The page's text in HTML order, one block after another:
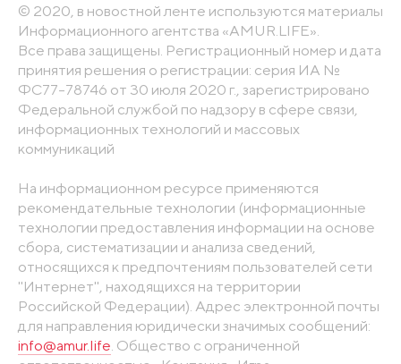
© 2020, в новостной ленте используются материалы
Информационного агентства «AMUR.LIFE».
Все права защищены. Регистрационный номер и дата
принятия решения о регистрации: серия ИА №
ФС77-78746 от 30 июля 2020 г., зарегистрировано
Федеральной службой по надзору в сфере связи,
информационных технологий и массовых
коммуникаций
На информационном ресурсе применяются
рекомендательные технологии (информационные
технологии предоставления информации на основе
сбора, систематизации и анализа сведений,
относящихся к предпочтениям пользователей сети
"Интернет", находящихся на территории
Российской Федерации). Адрес электронной почты
для направления юридически значимых сообщений:
info@amur.life . Общество с ограниченной